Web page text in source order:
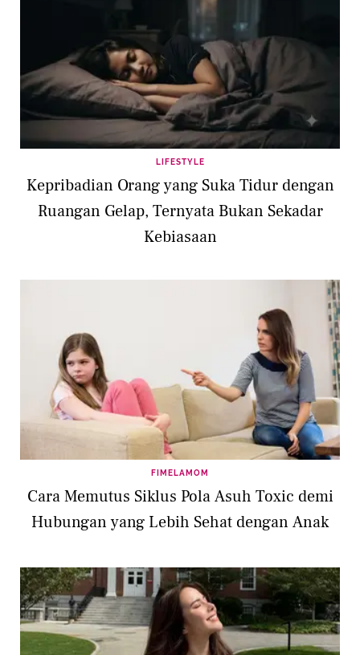
LIFESTYLE
Kepribadian Orang yang Suka Tidur dengan
Ruangan Gelap, Ternyata Bukan Sekadar
Kebiasaan
FIMELAMOM
Cara Memutus Siklus Pola Asuh Toxic demi
Hubungan yang Lebih Sehat dengan Anak